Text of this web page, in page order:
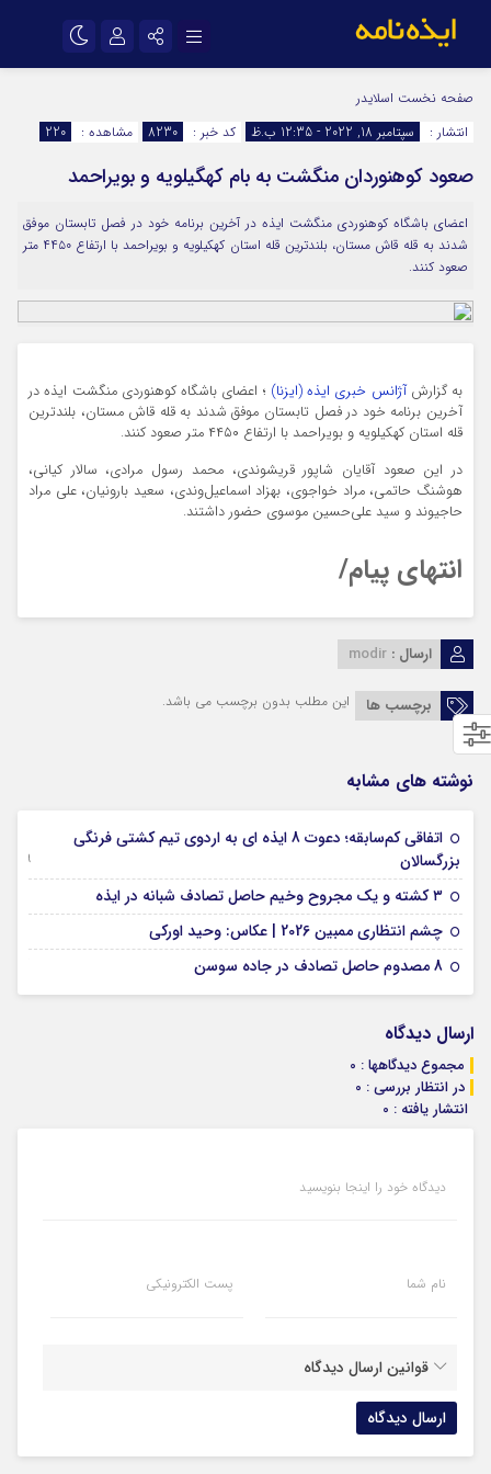
اینستاگرام
سروش
ایتا
آپارات
اپلیکیشن رمز عبور
مرا به خاطر بسپار
صفحه نخست اسلایدر
انتشار :
سپتامبر 18, 2022 - 12:35 ب.ظ کد خبر : 8230 مشاهده : 220
صعود کوهنوردان منگشت به بام کهگیلویه و بویراحمد
اعضای باشگاه کوهنوردی منگشت ایذه در آخرین برنامه خود در فصل تابستان موفق
شدند به قله قاش مستان، بلندترین قله استان کهکیلویه و بویراحمد با ارتفاع ۴۴۵۰ متر
صعود کنند.
به گزارش آژانس خبری ایذه (ایزنا) ؛ اعضای باشگاه کوهنوردی منگشت ایذه در
آخرین برنامه خود در فصل تابستان موفق شدند به قله قاش مستان، بلندترین
قله استان کهکیلویه و بویراحمد با ارتفاع ۴۴۵۰ متر صعود کنند.
در این صعود آقایان شاپور قریشوندی، محمد رسول مرادی، سالار کیانی،
هوشنگ حاتمی، مراد خواجوی، بهزاد اسماعیل‌وندی، سعید بارونیان، علی مراد
حاجیوند و سید علی‌حسین موسوی حضور داشتند.
انتهای پیام/
ارسال : modir
برچسب ها این مطلب بدون برچسب می باشد.
نوشته های مشابه
اتفاقی کم‌سابقه؛ دعوت 8 ایذه ای به اردوی تیم کشتی فرنگی
بزرگسالان
09 جولای 2026
۳ کشته و یک مجروح وخیم حاصل تصادف شبانه در ایذه
چشم انتظاری ممبین 2026 | عکاس: وحید اورکی
8 مصدوم حاصل تصادف در جاده سوسن
ارسال دیدگاه
مجموع دیدگاهها : 0
در انتظار بررسی : 0
انتشار یافته : 0
دیدگاه خود را اینجا بنویسید
نام شما پست الکترونیکی
قوانین ارسال دیدگاه